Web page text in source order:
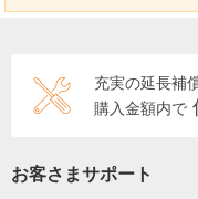
充実の延長補
購入金額内で
お客さまサポート